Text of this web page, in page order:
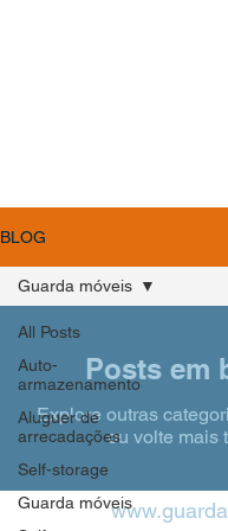
BLOG
All Posts
Auto-
armazenamento
Aluguer de
arrecadações
Self-storage
Guarda móveis
Guarda móveis
Posts em
Explore outras
ou volte mais